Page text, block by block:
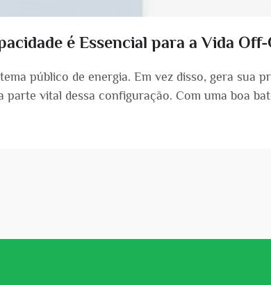
é Essencial para a Vida
público de energia. Em vez disso, gera sua
parte vital dessa configuração. Com uma boa